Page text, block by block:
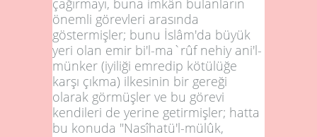
önemli görevleri arasında
göstermişler; bunu İslâm'da büyük
yeri olan emir bi'l-ma`rûf nehiy ani'l-
münker (iyiliği emredip kötülüğe
karşı çıkma) ilkesinin bir gereği
olarak görmüşler ve bu görevi
kendileri de yerine getirmişler; hatta
bu konuda "Nasîhatü'l-mülûk,